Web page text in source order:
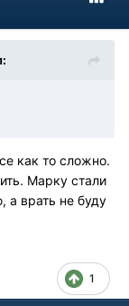
как то сложно.
Марку стали
а врать не буду
1